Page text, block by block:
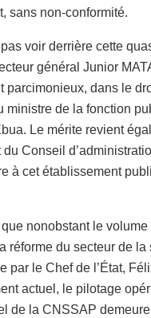
sans non-conformité.
voir derrière cette
général Junior
parcimonieux, dans le
ministre de la fonction
Le mérite revient
du Conseil
à cet établissement
que nonobstant le volume
réforme du secteur de
par le Chef de l’État,
actuel, le pilotage
de la CNSSAP